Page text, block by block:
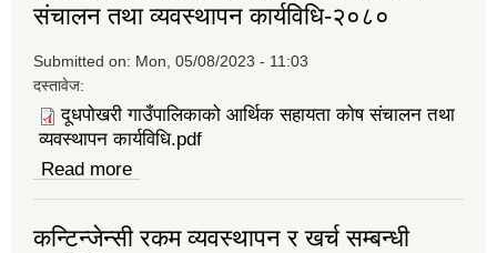
संचालन तथा व्यवस्थापन कार्यविधि-२०८०
Submitted on: Mon, 05/08/2023 - 11:03
दस्तावेज:
दूधपोखरी गाउँपालिकाको आर्थिक सहायता कोष संचालन तथा
व्यवस्थापन कार्यविधि.pdf
Read more
कन्टिन्जेन्सी रकम व्यवस्थापन र खर्च सम्बन्धी